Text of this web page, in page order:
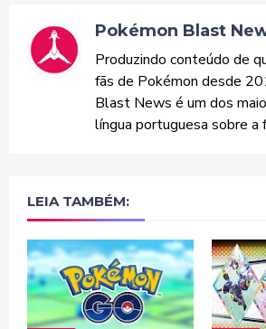
Pokémon Blast
Produzindo conteúdo de
fãs de Pokémon desde
Blast News é um dos
língua portuguesa sobre a
LEIA TAMBÉM: